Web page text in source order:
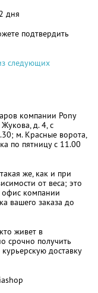
дня
подтвердить
следующих
компании Pony
д. 4, с
м. Красные ворота,
по пятницу с 11.00
же, как и при
от веса; это
офис компании
вашего заказа до
живет в
срочно получить
доставку